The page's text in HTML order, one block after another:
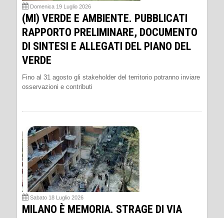
Domenica 19 Luglio 2026
(MI) VERDE E AMBIENTE. PUBBLICATI
RAPPORTO PRELIMINARE, DOCUMENTO
DI SINTESI E ALLEGATI DEL PIANO DEL
VERDE
Fino al 31 agosto gli stakeholder del territorio potranno inviare
osservazioni e contributi
Sabato 18 Luglio 2026
MILANO È MEMORIA. STRAGE DI VIA